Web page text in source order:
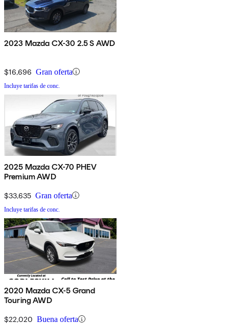
2023 Mazda CX-30 2.5 S AWD
$16,696 Gran oferta
Incluye tarifas de conc.
2025 Mazda CX-70 PHEV
Premium AWD
$33,635 Gran oferta
Incluye tarifas de conc.
2020 Mazda CX-5 Grand
Touring AWD
$22,020 Buena oferta